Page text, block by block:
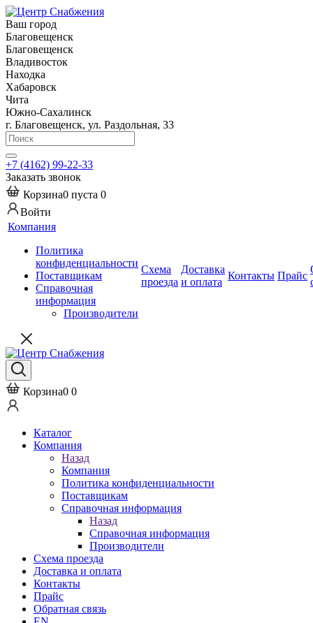
Ваш город
Благовещенск
Благовещенск
Владивосток
Находка
Хабаровск
Чита
Южно-Сахалинск
г. Благовещенск, ул. Раздольная, 33
+7 (4162) 99-22-33
Заказать звонок
Корзина0 пуста 0
Войти
Компания
Политика
конфиденциальности
Поставщикам
Справочная
информация
Производители
Схема
проезда
Доставка
и оплата
Контакты Прайс
Корзина0 0
Каталог
Компания
Назад
Компания
Политика конфиденциальности
Поставщикам
Справочная информация
Назад
Справочная информация
Производители
Схема проезда
Доставка и оплата
Контакты
Прайс
Обратная связь